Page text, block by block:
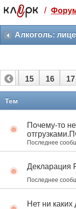
Святые
прекрасен:)
3 месяца
259
-10%
полгода
499 ₽
Отмена Оплатить
/
Алкоголь:
14 15 16 17
Тем
Почему-то
Последнее
Декларация
Последнее
Нет ни